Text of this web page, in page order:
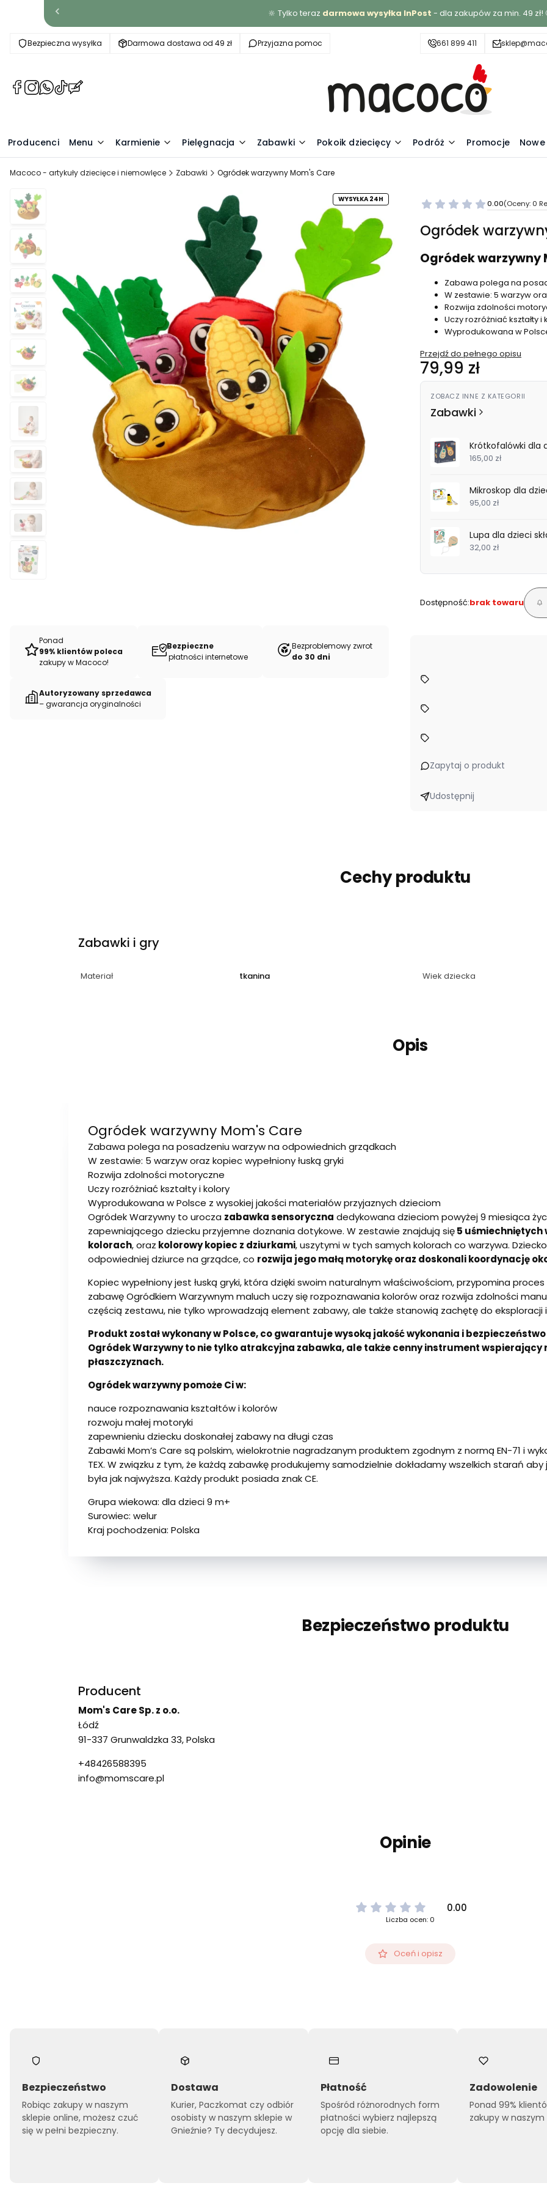
🔆 Tylko teraz darmowa wysyłka InPost - dla zakupów za min. 49 zł!
Bezpieczna wysyłka Darmowa dostawa od 49 zł Przyjazna pomoc 661 899 411
(Otwiera
karcie)
(Otwiera
karcie)
(Otwiera
karcie)
(Otwiera
karcie)
(Otwiera
karcie)
Producenci Menu Karmienie Pielęgnacja Zabawki Pokoik dziecięcy Podróż Promocje
Macoco - artykuły dziecięce i niemowlęce Zabawki Ogródek warzywny Mom's Care
Ponad
99% klientów poleca
zakupy w Macoco!
Bezpieczne
płatności internetowe
Bezproblemowy zwrot
do 30 dni
Autoryzowany sprzedawca
– gwarancja oryginalności
WYSYŁKA 24H 0.00(Oceny: 0
Ogródek
Ogródek warzywny
Zabawa polega na
W zestawie: 5 warzyw
Rozwija zdolności
Uczy rozróżniać kształty i
Wyprodukowana w
Przejdź do pełnego opisu
Cena
79,99 zł
ZOBACZ INNE Z KATEGORII
Zabawki
Krótkofalówki dla
165,00 zł
Mikroskop dla
95,00 zł
Lupa dla dzieci
32,00 zł
Dostępność:brak towaru
Zapytaj o produkt
Udostępnij
Cechy produktu
Zabawki i gry
Materiał tkanina Wiek dziecka
Opis
Ogródek warzywny Mom's Care
Zabawa polega na posadzeniu warzyw na odpowiednich grządkach
W zestawie: 5 warzyw oraz kopiec wypełniony łuską gryki
Rozwija zdolności motoryczne
Uczy rozróżniać kształty i kolory
Wyprodukowana w Polsce z wysokiej jakości materiałów przyjaznych dzieciom
Ogródek Warzywny to urocza zabawka sensoryczna dedykowana dzieciom powyżej 9 miesiąca
zapewniającego dziecku przyjemne doznania dotykowe. W zestawie znajdują się5 uśmiechniętych
kolorach, oraz kolorowy kopiec z dziurkami, uszytymi w tych samych kolorach co warzywa.
odpowiedniej dziurce na grządce, co rozwija jego małą motorykę oraz doskonali koordynację
Kopiec wypełniony jest łuską gryki, która dzięki swoim naturalnym właściwościom, przypomina
zabawę Ogródkiem Warzywnym maluch uczy się rozpoznawania kolorów oraz rozwija zdolności
częścią zestawu, nie tylko wprowadzają element zabawy, ale także stanowią zachętę do eksploracji
Produkt został wykonany w Polsce, co gwarantuje wysoką jakość wykonania i
Ogródek Warzywny to nie tylko atrakcyjna zabawka, ale także cenny instrument wspierający
płaszczyznach.
Ogródek warzywny pomoże Ci w:
nauce rozpoznawania kształtów i kolorów
rozwoju małej motoryki
zapewnieniu dziecku doskonałej zabawy na długi czas
Zabawki Mom’s Care są polskim, wielokrotnie nagradzanym produktem zgodnym z normą EN-71 i
TEX. W związku z tym, że każdą zabawkę produkujemy samodzielnie dokładamy wszelkich starań
była jak najwyższa. Każdy produkt posiada znak CE.
Grupa wiekowa: dla dzieci 9 m+
Surowiec: welur
Kraj pochodzenia: Polska
Bezpieczeństwo produktu
Producent
Mom's Care Sp. z o.o.
Łódź
91-337 Grunwaldzka 33, Polska
+48426588395
info@momscare.pl
Opinie
0.00
Liczba ocen: 0
Oceń i opisz
Bezpieczeństwo
Robiąc zakupy w naszym
sklepie online, możesz czuć
się w pełni bezpieczny.
Dostawa
Kurier, Paczkomat czy odbiór
osobisty w naszym sklepie w
Gnieźnie? Ty decydujesz.
Płatność
Spośród różnorodnych form
płatności wybierz najlepszą
opcję dla siebie.
Zadowolenie
Ponad 99%
zakupy w naszym